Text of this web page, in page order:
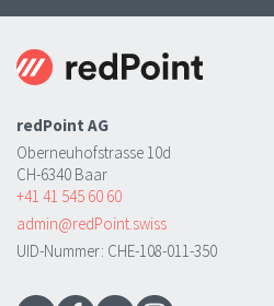
redPoint AG
Oberneuhofstrasse 10d
CH-6340 Baar
+41 41 545 60 60
admin@redPoint.swiss
UID-Nummer: CHE-108-011-350